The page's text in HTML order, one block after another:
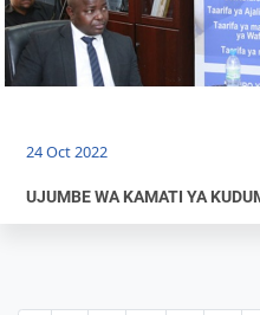
24 Oct 2022
UJUMBE WA KAMATI YA